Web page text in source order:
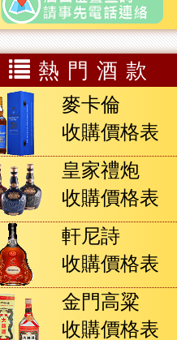
熱門酒款
麥卡倫
收購價格表
皇家禮炮
收購價格表
軒尼詩
收購價格表
金門高粱
收購價格表